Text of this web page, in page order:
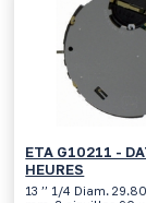
ETA G10211 -
HEURES
13 ’’ 1/4 Diam.